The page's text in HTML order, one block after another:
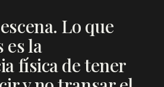
Lo que
es la
física de tener